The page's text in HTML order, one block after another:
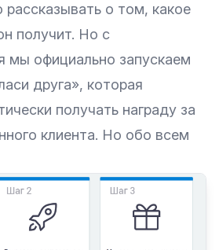
рассказывать о том, какое
получит. Но с
мы официально запускаем
друга», которая
получать награду за
клиента. Но обо всем